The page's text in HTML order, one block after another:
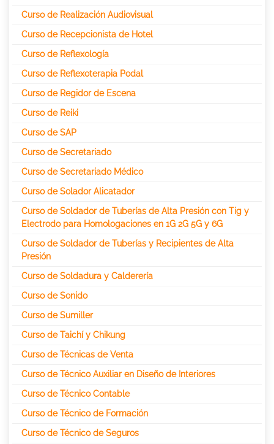
Curso de Realización Audiovisual
Curso de Recepcionista de Hotel
Curso de Reflexología
Curso de Reflexoterapia Podal
Curso de Regidor de Escena
Curso de Reiki
Curso de SAP
Curso de Secretariado
Curso de Secretariado Médico
Curso de Solador Alicatador
Curso de Soldador de Tuberías de Alta Presión con Tig y
Electrodo para Homologaciones en 1G 2G 5G y 6G
Curso de Soldador de Tuberías y Recipientes de Alta
Presión
Curso de Soldadura y Calderería
Curso de Sonido
Curso de Sumiller
Curso de Taichí y Chikung
Curso de Técnicas de Venta
Curso de Técnico Auxiliar en Diseño de Interiores
Curso de Técnico Contable
Curso de Técnico de Formación
Curso de Técnico de Seguros